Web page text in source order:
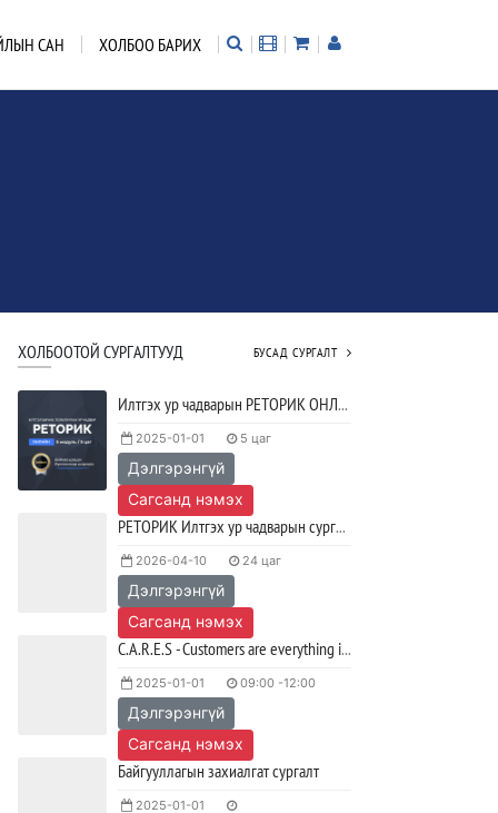
САН ХОЛБОО БАРИХ
ХОЛБООТОЙ СУРГАЛТУУД БУСАД СУРГАЛТ
Илтгэх ур чадварын РЕТОРИК ОНЛАЙН хөтөлбөр
2025-01-01 5 цаг
Дэлгэрэнгүй
Сагсанд нэмэх
РЕТОРИК Илтгэх ур чадварын сургалт
2026-04-10 24 цаг
Дэлгэрэнгүй
Сагсанд нэмэх
C.A.R.E.S - Customers are everything in service
2025-01-01 09:00 -12:00
Дэлгэрэнгүй
Сагсанд нэмэх
Байгууллагын захиалгат сургалт
2025-01-01